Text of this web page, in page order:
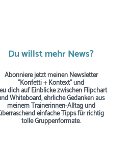
Du willst mehr News?
Abonniere jetzt meinen Newsletter
"Konfetti + Kontext" und
dich auf Einblicke zwischen Flipchart
Whiteboard, ehrliche Gedanken aus
meinem Trainerinnen-Alltag und
einfache Tippsfür richtig
tolle Gruppenformate.